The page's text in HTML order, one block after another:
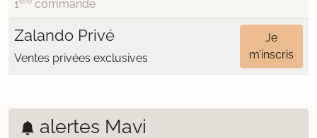
1
commande
Zalando Privé
Ventes privées exclusives
Je
m’inscris
alertes Mavi